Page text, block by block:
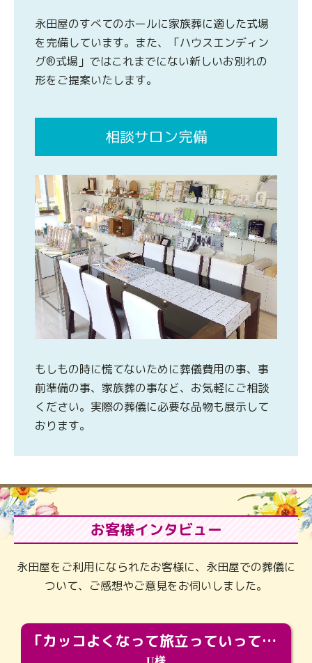
永田屋のすべてのホールに家族葬に適した式場
を完備しています。また、「ハウスエンディン
グ®式場」ではこれまでにない新しいお別れの
形をご提案いたします。
相談サロン完備
もしもの時に慌てないために葬儀費用の事、事
前準備の事、家族葬の事など、お気軽にご相談
ください。実際の葬儀に必要な品物も展示して
おります。
お客様インタビュー
永田屋をご利用になられたお客様に、永田屋での葬儀に
ついて、ご感想やご意見をお伺いしました。
「カッコよくなって旅立っていってくれました（笑）もっとカッコいいって言ってあげればよかったな」